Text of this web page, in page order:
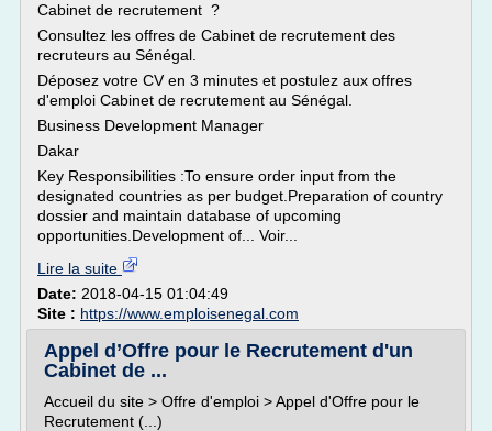
Cabinet de recrutement ?
Consultez les offres de Cabinet de recrutement des
recruteurs au Sénégal.
Déposez votre CV en 3 minutes et postulez aux offres
d'emploi Cabinet de recrutement au Sénégal.
Business Development Manager
Dakar
Key Responsibilities :To ensure order input from the
designated countries as per budget.Preparation of country
dossier and maintain database of upcoming
opportunities.Development of... Voir...
Lire la suite
Date: 2018-04-15 01:04:49
Site : https://www.emploisenegal.com
Appel d’Offre pour le Recrutement d'un
Cabinet de ...
Accueil du site > Offre d'emploi > Appel d'Offre pour le
Recrutement (...)